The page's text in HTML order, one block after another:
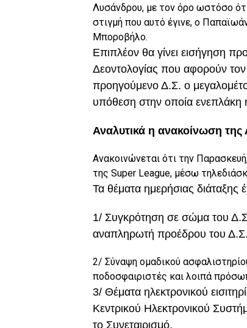
Λυσάνδρου, με τον όρο ωστόσο
στιγμή που αυτό έγινε, ο
Μποροβήλο.
Επιπλέον θα γίνει εισήγηση
Δεοντολογίας που αφορούν τον
προηγούμενο Δ.Σ. ο
υπόθεση στην οποία ενεπλάκη
Αναλυτικά η ανακοίνωση της
Ανακοινώνεται ότι την
της Super League, μέσω
Τα θέματα ημερήσιας
1/ Συγκρότηση σε σώμα του Δ.Σ.
αναπληρωτή προέδρου του Δ.Σ.
2/ Σύναψη ομαδικού
ποδοσφαιριστές και λοιπά
3/ Θέματα ηλεκτρονικού
Κεντρικού Ηλεκτρονικού
το Συνεταιρισμό.